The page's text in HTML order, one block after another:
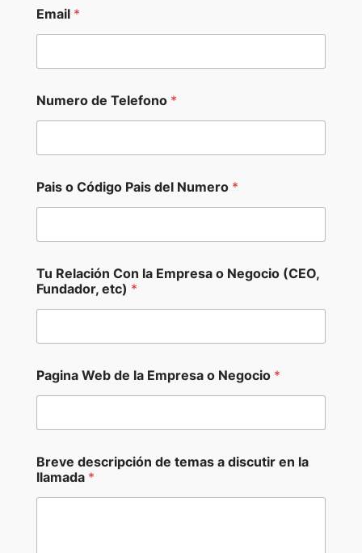
e
l
n
o
*
e
Email *
Numero de Telefono *
Pais o Código Pais del Numero *
Tu Relación Con la Empresa o Negocio (CEO,
Fundador, etc) *
Pagina Web de la Empresa o Negocio *
Breve descripción de temas a discutir en la
llamada *